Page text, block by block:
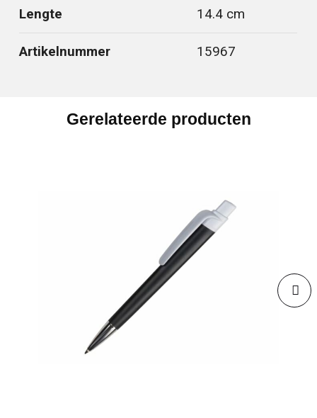
Lengte 14.4 cm
Artikelnummer 15967
Gerelateerde producten